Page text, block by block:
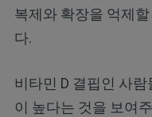
복제와 확장을 억제
다.
비타민 D 결핍인 사
이 높다는 것을 보여